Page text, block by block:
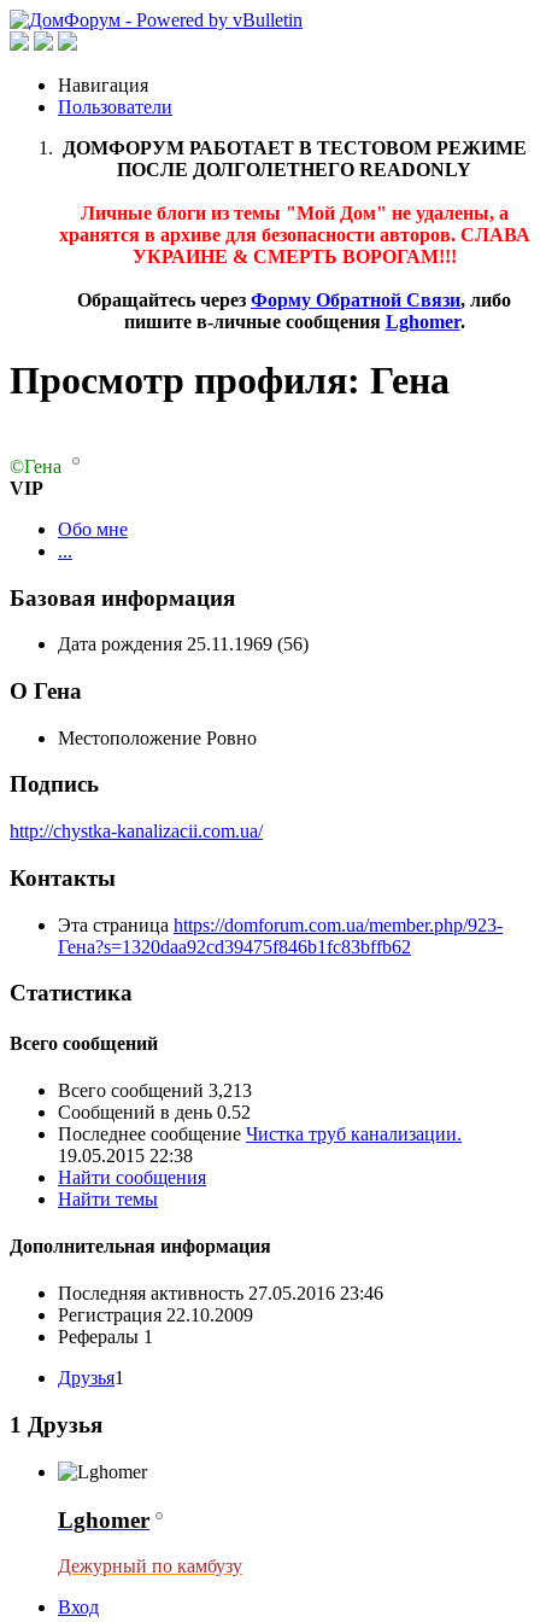
Навигация
Пользователи
ДОМФОРУМ РАБОТАЕТ В ТЕСТОВОМ РЕЖИМЕ
ПОСЛЕ ДОЛГОЛЕТНЕГО READONLY
Личные блоги из темы "Мой Дом" не удалены, а
хранятся в архиве для безопасности авторов. СЛАВА
УКРАИНЕ & СМЕРТЬ ВОРОГАМ!!!
Обращайтесь через Форму Обратной Связи, либо
пишите в-личные сообщения Lghomer.
Просмотр профиля: Гена
©Гена
VIP
Обо мне
...
Базовая информация
Дата рождения 25.11.1969 (56)
О Гена
Местоположение Ровно
Подпись
http://chystka-kanalizacii.com.ua/
Контакты
Эта страница https://domforum.com.ua/member.php/923-
Гена?s=1320daa92cd39475f846b1fc83bffb62
Статистика
Всего сообщений
Всего сообщений 3,213
Сообщений в день 0.52
Последнее сообщение Чистка труб канализации.
19.05.2015 22:38
Найти сообщения
Найти темы
Дополнительная информация
Последняя активность 27.05.2016 23:46
Регистрация 22.10.2009
Рефералы 1
Друзья1
1 Друзья
Lghomer
Дежурный по камбузу
Вход